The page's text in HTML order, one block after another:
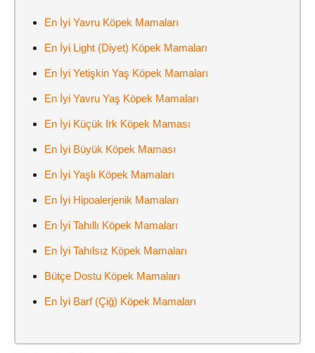
En İyi Yavru Köpek Mamaları
En İyi Light (Diyet) Köpek Mamaları
En İyi Yetişkin Yaş Köpek Mamaları
En İyi Yavru Yaş Köpek Mamaları
En İyi Küçük Irk Köpek Maması
En İyi Büyük Köpek Maması
En İyi Yaşlı Köpek Mamaları
En İyi Hipoalerjenik Mamaları
En İyi Tahıllı Köpek Mamaları
En İyi Tahılsız Köpek Mamaları
Bütçe Dostu Köpek Mamaları
En İyi Barf (Çiğ) Köpek Mamaları